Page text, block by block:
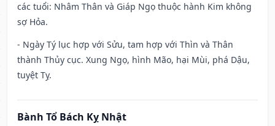
các tuổi: Nhâm Thân và Giáp Ngọ thuộc hành Kim không
sợ Hỏa.
- Ngày Tý lục hợp với Sửu, tam hợp với Thìn và Thân
thành Thủy cục. Xung Ngọ, hình Mão, hại Mùi, phá Dậu,
tuyệt Tỵ.
Bành Tổ Bách Kỵ Nhật